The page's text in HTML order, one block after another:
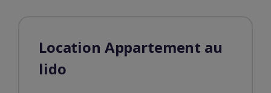
Location Appartement au
lido